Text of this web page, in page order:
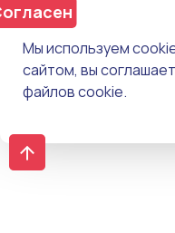
Мы используем
сайтом, вы
файлов cookie.